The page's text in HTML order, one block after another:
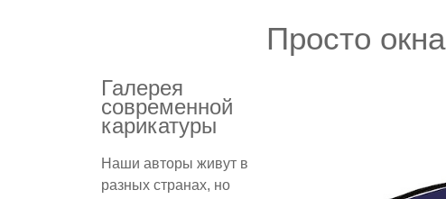
Галерея
современной
карикатуры
Наши авторы живут в
разных странах, но
Просто окна